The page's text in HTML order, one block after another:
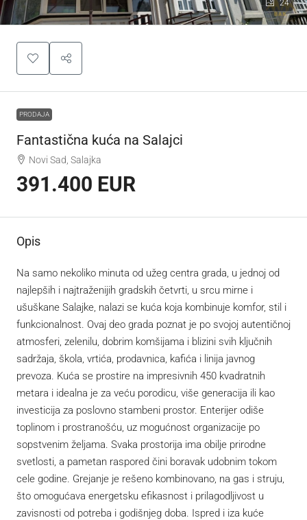
24
PRODAJA
Fantastična kuća na Salajci
Novi Sad, Salajka
391.400 EUR
Opis
Na samo nekoliko minuta od užeg centra grada, u jednoj od
najlepših i najtraženijih gradskih četvrti, u srcu mirne i
ušuškane Salajke, nalazi se kuća koja kombinuje komfor, stil i
funkcionalnost. Ovaj deo grada poznat je po svojoj autentičnoj
atmosferi, zelenilu, dobrim komšijama i blizini svih ključnih
sadržaja, škola, vrtića, prodavnica, kafića i linija javnog
prevoza. Kuća se prostire na impresivnih 450 kvadratnih
metara i idealna je za veću porodicu, više generacija ili kao
investicija za poslovno stambeni prostor. Enterijer odiše
toplinom i prostranošću, uz mogućnost organizacije po
sopstvenim željama. Svaka prostorija ima obilje prirodne
svetlosti, a pametan raspored čini boravak udobnim tokom
cele godine. Grejanje je rešeno kombinovano, na gas i struju,
što omogućava energetsku efikasnost i prilagodljivost u
zavisnosti od potreba i godišnjeg doba. Ispred i iza kuće